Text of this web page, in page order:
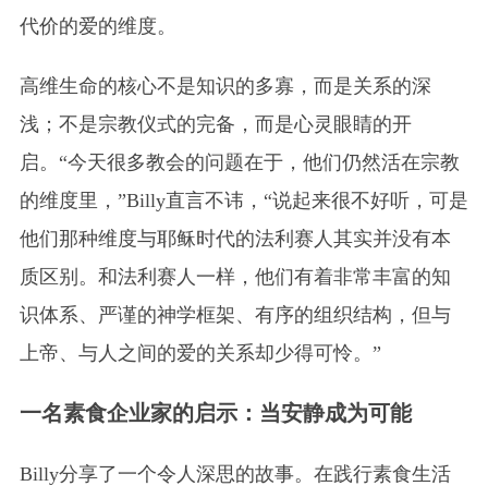
代价的爱的维度。
高维生命的核心不是知识的多寡，而是关系的深
浅；不是宗教仪式的完备，而是心灵眼睛的开
启。“今天很多教会的问题在于，他们仍然活在宗教
的维度里，”Billy直言不讳，“说起来很不好听，可是
他们那种维度与耶稣时代的法利赛人其实并没有本
质区别。和法利赛人一样，他们有着非常丰富的知
识体系、严谨的神学框架、有序的组织结构，但与
上帝、与人之间的爱的关系却少得可怜。”
一名素食企业家的启示：当安静成为可能
Billy分享了一个令人深思的故事。在践行素食生活